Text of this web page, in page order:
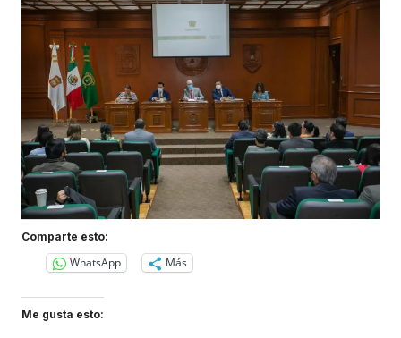
Comparte esto:
WhatsApp Más
Me gusta esto: